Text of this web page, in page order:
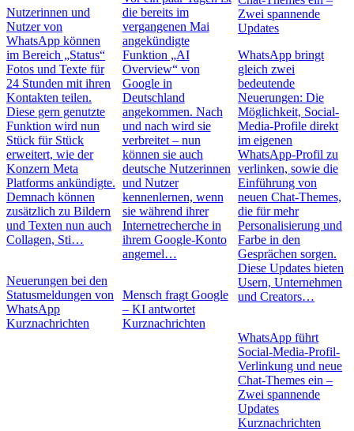
Nutzerinnen und
Nutzer von
WhatsApp können
im Bereich „Status“
Fotos und Texte für
24 Stunden mit ihren
Kontakten teilen.
Diese gern genutzte
Funktion wird nun
Stück für Stück
erweitert, wie der
Konzern Meta
Platforms ankündigte.
Demnach können
zusätzlich zu Bildern
und Texten nun auch
Collagen, Sti…
Neuerungen bei den
Statusmeldungen von
WhatsApp
Kurznachrichten
die bereits im
vergangenen Mai
angekündigte
Funktion „AI
Overview“ von
Google in
Deutschland
angekommen. Nach
und nach wird sie
verbreitet – nun
können sie auch
deutsche Nutzerinnen
und Nutzer
kennenlernen, wenn
sie während ihrer
Internetrecherche in
ihrem Google-Konto
angemel…
Mensch fragt Google
– KI antwortet
Kurznachrichten
Zwei spannende
Updates
WhatsApp bringt
gleich zwei
bedeutende
Neuerungen: Die
Möglichkeit, Social-
Media-Profile direkt
im eigenen
WhatsApp-Profil zu
verlinken, sowie die
Einführung von
neuen Chat-Themes,
die für mehr
Personalisierung und
Farbe in den
Gesprächen sorgen.
Diese Updates bieten
Usern, Unternehmen
und Creators…
WhatsApp führt
Social-Media-Profil-
Verlinkung und neue
Chat-Themes ein –
Zwei spannende
Updates
Kurznachrichten